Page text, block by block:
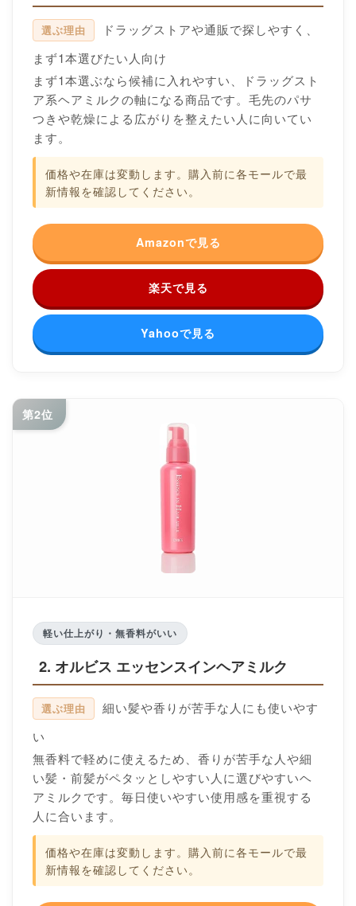
選ぶ理由
ドラッグストアや通販で探しやすく、
まず1本選びたい人向け
まず1本選ぶなら候補に入れやすい、ドラッグスト
ア系ヘアミルクの軸になる商品です。毛先のパサ
つきや乾燥による広がりを整えたい人に向いてい
ます。
価格や在庫は変動します。購入前に各モールで最
新情報を確認してください。
Amazonで見る
楽天で見る
Yahooで見る
第2位
軽い仕上がり・無香料がいい
2. オルビス エッセンスインヘアミルク
選ぶ理由
細い髪や香りが苦手な人にも使いやす
い
無香料で軽めに使えるため、香りが苦手な人や細
い髪・前髪がペタッとしやすい人に選びやすいヘ
アミルクです。毎日使いやすい使用感を重視する
人に合います。
価格や在庫は変動します。購入前に各モールで最
新情報を確認してください。